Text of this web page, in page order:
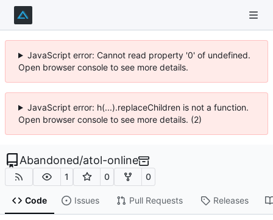
JavaScript error: Cannot read property '0' of undefined.
Open browser console to see more details.
JavaScript error: h(...).replaceChildren is not a function.
Open browser console to see more details. (2)
Abandoned/atol-online
1 0 0
Code Issues Pull Requests Releases